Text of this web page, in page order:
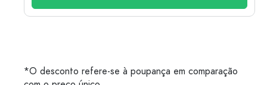
*O desconto refere-se à poupança em comparação